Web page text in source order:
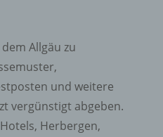
Allgäu zu
und weitere
vergünstigt abgeben.
Herbergen,